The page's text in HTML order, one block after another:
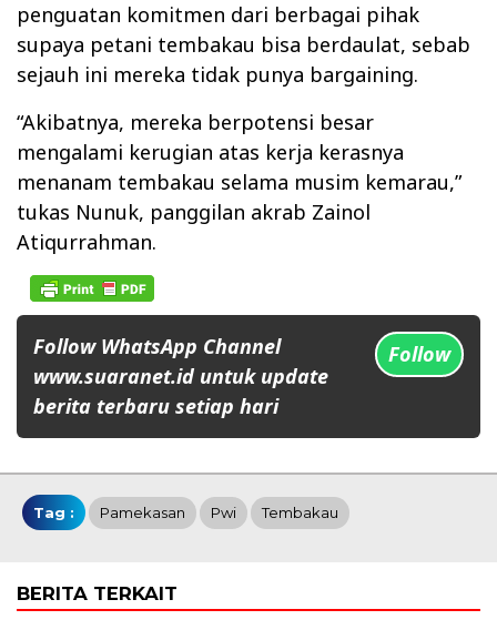
penguatan komitmen dari berbagai pihak
supaya petani tembakau bisa berdaulat, sebab
sejauh ini mereka tidak punya bargaining.
“Akibatnya, mereka berpotensi besar
mengalami kerugian atas kerja kerasnya
menanam tembakau selama musim kemarau,”
tukas Nunuk, panggilan akrab Zainol
Atiqurrahman.
Follow WhatsApp Channel
www.suaranet.id untuk update
berita terbaru setiap hari
Follow
Tag : Pamekasan Pwi Tembakau
BERITA TERKAIT